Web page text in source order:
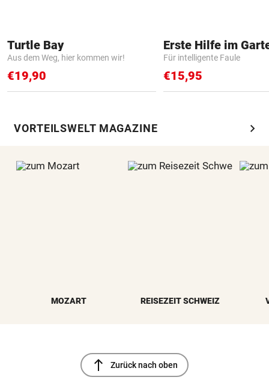
Turtle Bay
Aus dem Weg, hier kommen wir!
€19,90
Erste Hilfe im
Für intelligente Faule
€15,95
VORTEILSWELT MAGAZINE chevron_right
MOZART REISEZEIT SCHWEIZ
north Zurück nach oben